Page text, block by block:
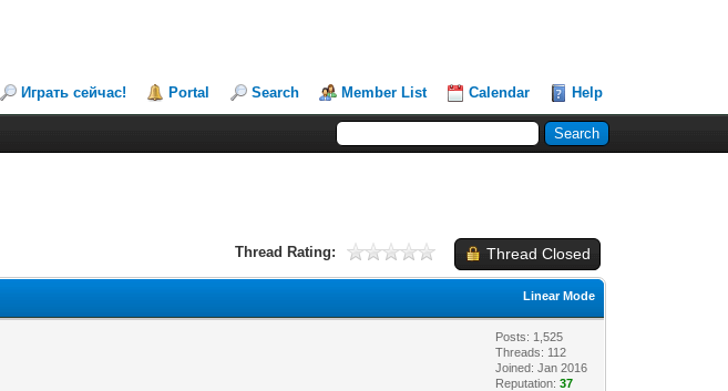
Играть сейчас! Portal Search Member List Calendar Help
Thread Closed
Thread Rating:
Linear Mode
Posts: 1,525
Threads: 112
Joined: Jan 2016
Reputation:37